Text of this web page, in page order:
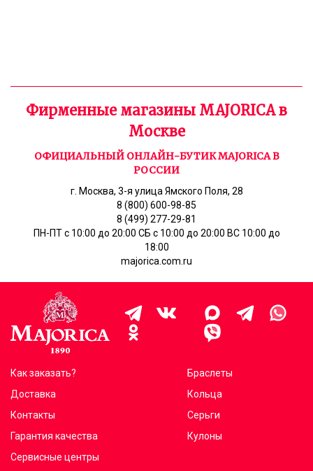
Фирменные магазины MAJORICA в
Москве
ОФИЦИАЛЬНЫЙ ОНЛАЙН-БУТИК MAJORICA В
РОССИИ
г. Москва, 3-я улица Ямского Поля, 28
8 (800) 600-98-85
8 (499) 277-29-81
ПН-ПТ с 10:00 до 20:00 СБ с 10:00 до 20:00 ВС 10:00 до
18:00
majorica.com.ru
Как заказать?
Доставка
Контакты
Гарантия качества
Сервисные центры
Браслеты
Кольца
Серьги
Кулоны